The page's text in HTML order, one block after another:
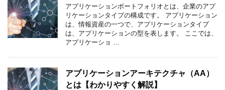
アプリケーションポートフォリオとは、企業のアプ
リケーションタイプの構成です。 アプリケーション
は、情報資産の一つで、アプリケーションタイプ
は、アプリケーションの型を表します。 ここでは、
アプリケーショ …
アプリケーションアーキテクチャ（AA）
とは【わかりやすく解説】